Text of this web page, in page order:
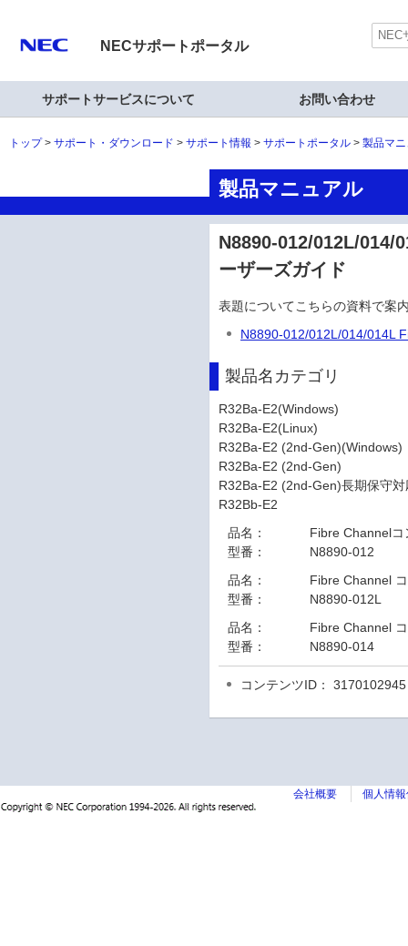
NECサポートポータル
サポートサービスについて お問い合わせ
トップ サポート・ダウンロード サポート情報 サポートポータル 製品マ
製品マニュアル
N8890-012/012L/014/
ーザーズガイド
表題についてこちらの資料で案
N8890-012/012L/014/014L
製品名カテゴリ
R32Ba-E2(Windows)
R32Ba-E2(Linux)
R32Ba-E2 (2nd-Gen)(Windows)
R32Ba-E2 (2nd-Gen)
R32Ba-E2 (2nd-Gen)長期保守
R32Bb-E2
品名：
Fibre Channel
型番：
N8890-012
品名：
Fibre Channel
型番：
N8890-012L
品名：
Fibre Channel
型番：
N8890-014
コンテンツID： 3170102945
会社概要 個人情